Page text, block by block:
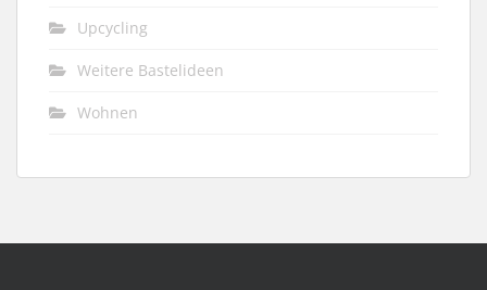
Upcycling
Weitere Bastelideen
Wohnen